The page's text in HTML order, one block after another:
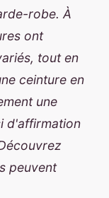
robe. À
ont
tout en
ceinture en
une
d'affirmation
peuvent